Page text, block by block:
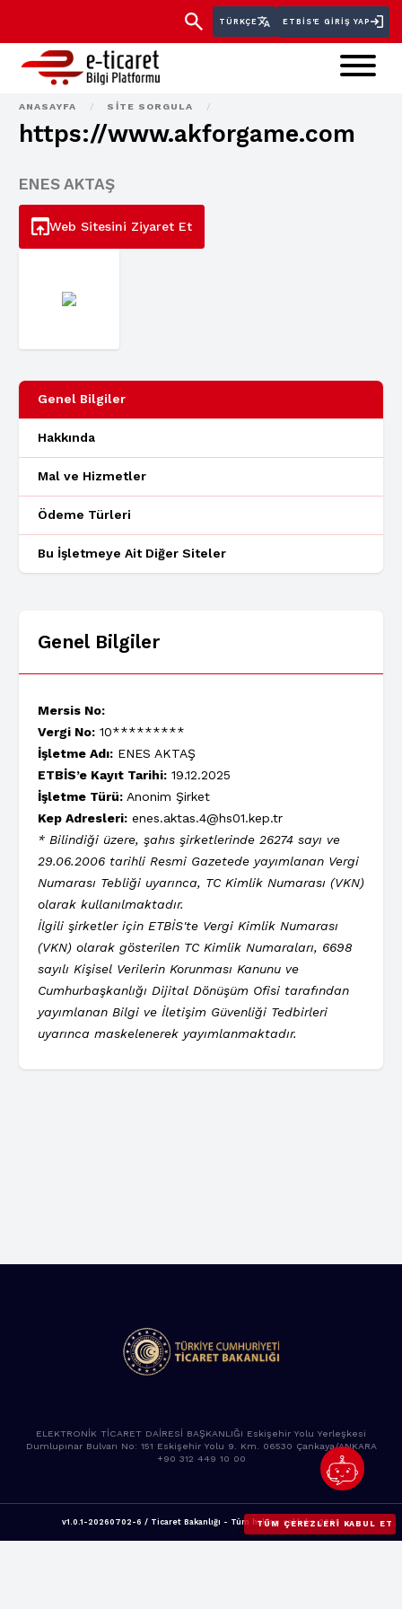
TÜRKÇE ETBİS'E GIRIŞ YAP
ANASAYFA / SITE SORGULA /
https://www.akforgame.com
ENES AKTAŞ
Web Sitesini Ziyaret Et
Genel Bilgiler
Hakkında
Mal ve Hizmetler
Ödeme Türleri
Bu İşletmeye Ait Diğer Siteler
Genel Bilgiler
Mersis No:
Vergi No: 10*********
İşletme Adı: ENES AKTAŞ
ETBİS’e Kayıt Tarihi: 19.12.2025
İşletme Türü: Anonim Şirket
Kep Adresleri: enes.aktas.4@hs01.kep.tr
* Bilindiği üzere, şahıs şirketlerinde 26274 sayı ve
29.06.2006 tarihli Resmi Gazetede yayımlanan Vergi
Numarası Tebliği uyarınca, TC Kimlik Numarası (VKN)
olarak kullanılmaktadır.
İlgili şirketler için ETBİS'te Vergi Kimlik Numarası
(VKN) olarak gösterilen TC Kimlik Numaraları, 6698
sayılı Kişisel Verilerin Korunması Kanunu ve
Cumhurbaşkanlığı Dijital Dönüşüm Ofisi tarafından
yayımlanan Bilgi ve İletişim Güvenliği Tedbirleri
uyarınca maskelenerek yayımlanmaktadır.
ELEKTRONİK TİCARET DAİRESİ BAŞKANLIĞI Eskişehir Yolu Yerleşkesi
Dumlupınar Bulvarı No: 151 Eskişehir Yolu 9. Km. 06530 Çankaya/ANKARA
+90 312 449 10 00
v1.0.1-20260702-6 / Ticaret Bakanlığı - Tüm hakları saklıdır. 2025
TÜM ÇEREZLERI KABUL ET